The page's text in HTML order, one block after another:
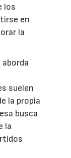
los
en
la
suelen
la propia
busca
la